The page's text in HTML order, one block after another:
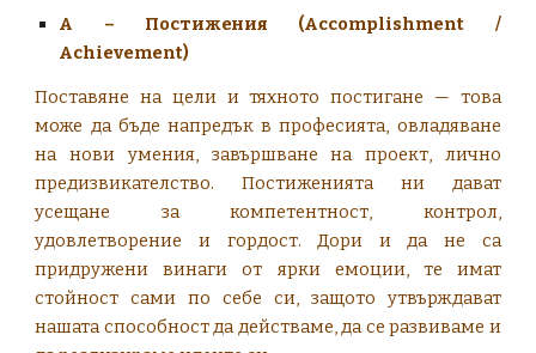
A – Постижения (Accomplishment /
Achievement)
Поставяне на цели и тяхното постигане — това
може да бъде напредък в професията, овладяване
на нови умения, завършване на проект, лично
предизвикателство. Постиженията ни дават
усещане за компетентност, контрол,
удовлетворение и гордост. Дори и да не са
придружени винаги от ярки емоции, те имат
стойност сами по себе си, защото утвърждават
нашата способност да действаме, да се развиваме и